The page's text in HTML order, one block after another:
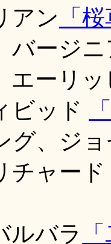
アン 「
バージニ
エーリッ
ビッド
グ、ジ
チャード
ルバラ